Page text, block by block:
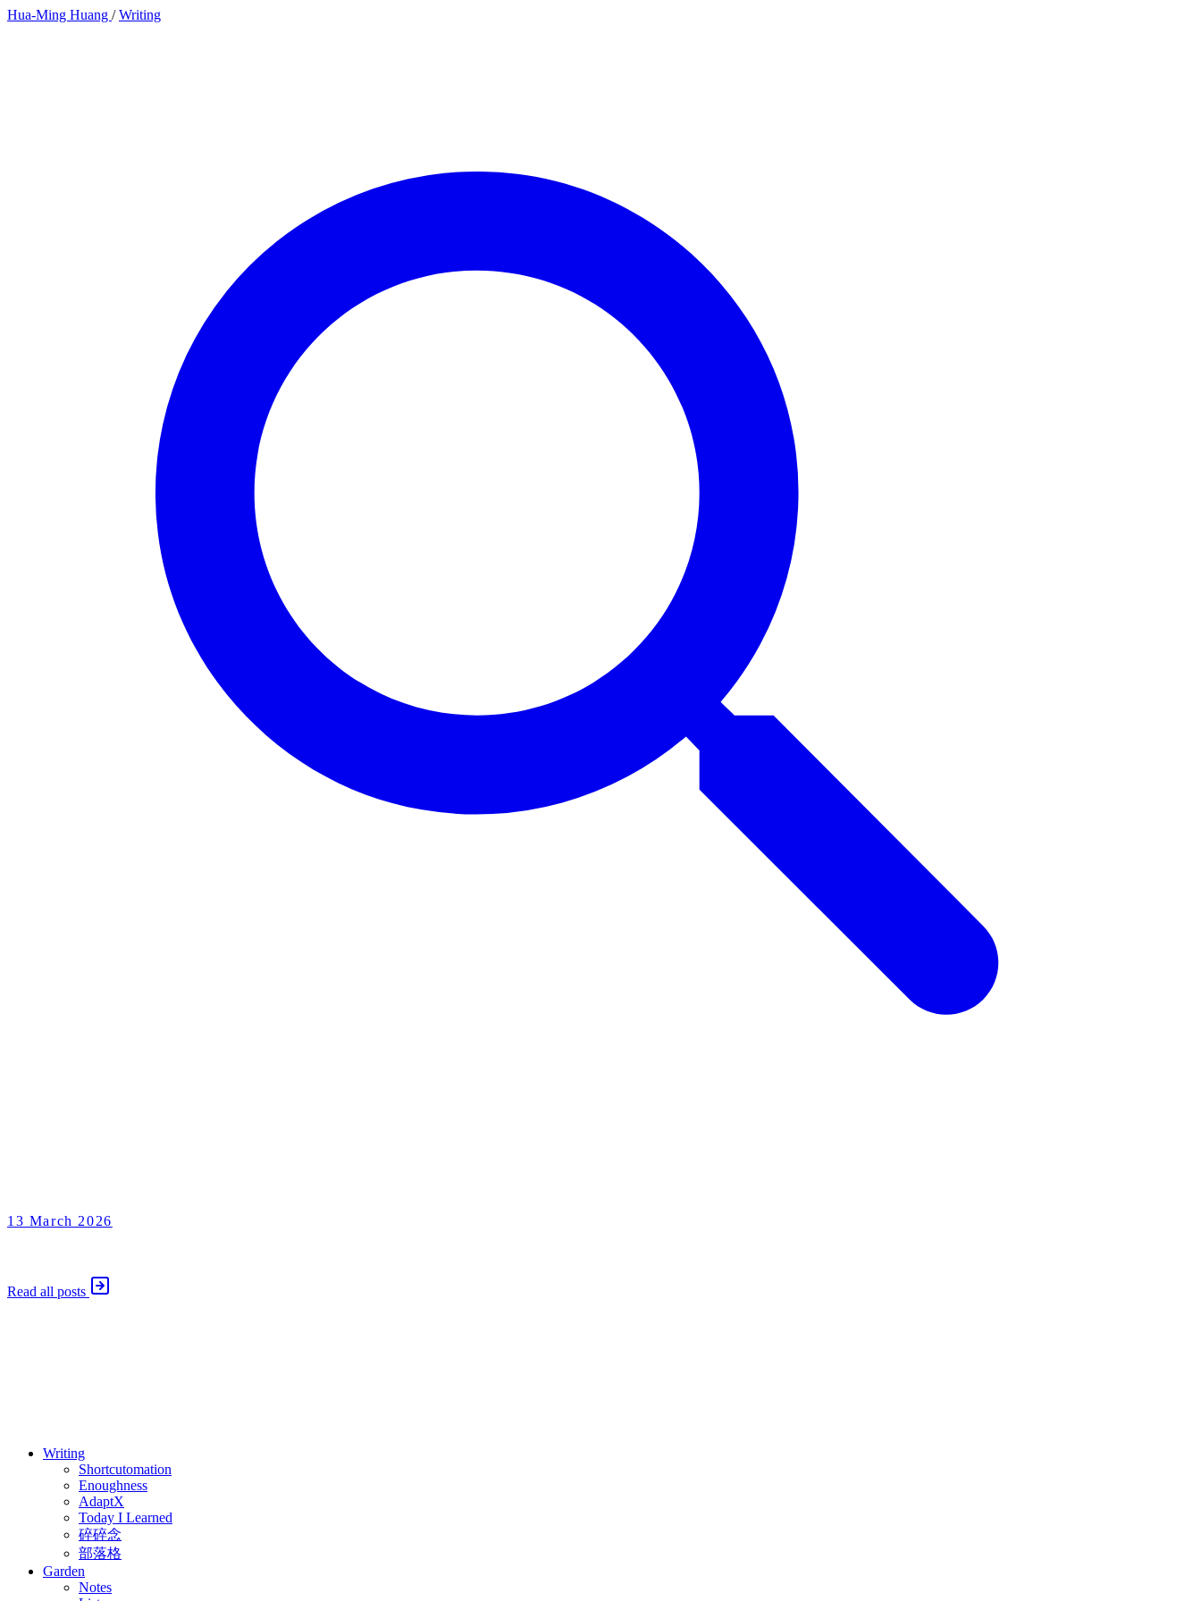
Hua-Ming Huang / Writing
13 March 2026
Read all posts
Writing
Shortcutomation
Enoughness
AdaptX
Today I Learned
碎碎念
部落格
Garden
Notes